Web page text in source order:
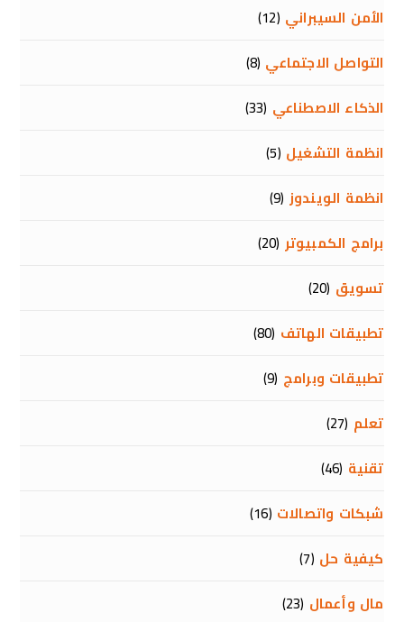
الأمن السيبراني (12)
التواصل الاجتماعي (8)
الذكاء الاصطناعي (33)
انظمة التشغيل (5)
انظمة الويندوز (9)
برامج الكمبيوتر (20)
تسويق (20)
تطبيقات الهاتف (80)
تطبيقات وبرامج (9)
تعلم (27)
تقنية (46)
شبكات واتصالات (16)
كيفية حل (7)
مال وأعمال (23)